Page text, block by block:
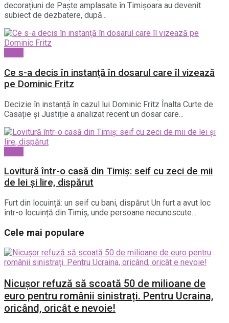
decorațiuni de Paște amplasate în Timișoara au devenit
subiect de dezbatere, după...
Ce s-a decis în instanță în dosarul care îl vizează
pe Dominic Fritz
Decizie în instanță în cazul lui Dominic Fritz Înalta Curte de
Casație și Justiție a analizat recent un dosar care...
Lovitură într-o casă din Timiș: seif cu zeci de mii
de lei și lire, dispărut
Furt din locuință: un seif cu bani, dispărut Un furt a avut loc
într-o locuință din Timiș, unde persoane necunoscute...
Cele mai populare
Nicușor refuză să scoată 50 de milioane de
euro pentru românii sinistrați. Pentru Ucraina,
oricând, oricât e nevoie!